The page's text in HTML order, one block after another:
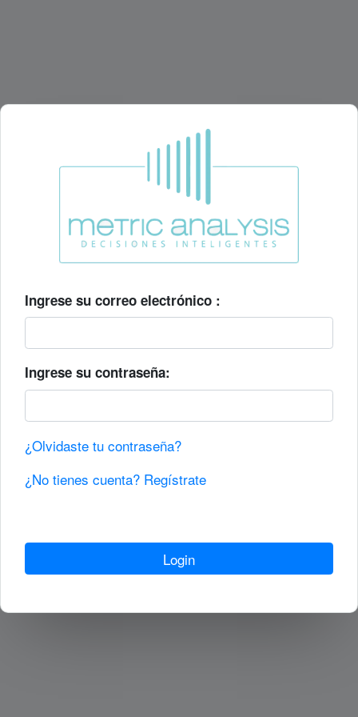
Ingrese su correo electrónico :
Ingrese su contraseña:
¿Olvidaste tu contraseña?
¿No tienes cuenta? Regístrate
Login